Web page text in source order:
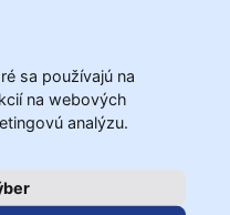
sa používajú na
na webových
analýzu.